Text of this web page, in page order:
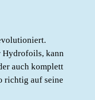
kann
auch komplett
richtig auf seine